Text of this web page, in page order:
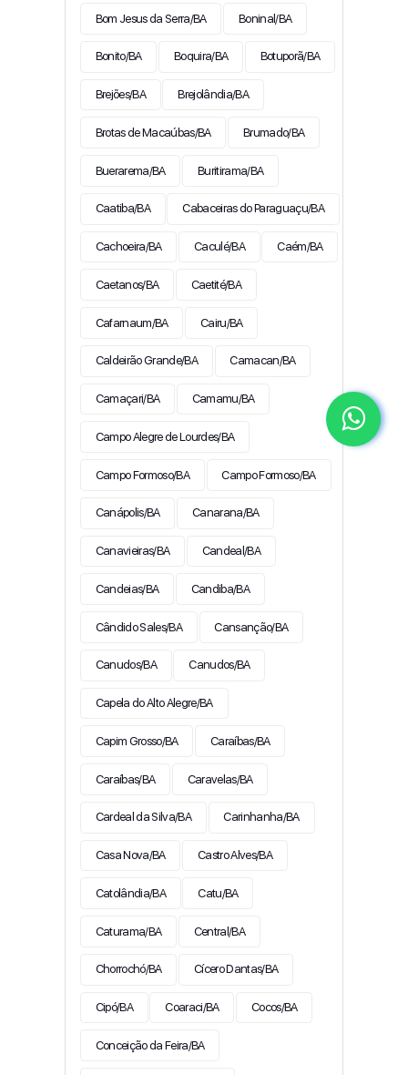
Bom Jesus da Serra/BA Boninal/BA
Bonito/BA Boquira/BA Botuporã/BA
Brejões/BA Brejolândia/BA
Brotas de Macaúbas/BA Brumado/BA
Buerarema/BA Buritirama/BA
Caatiba/BA Cabaceiras do Paraguaçu/BA
Cachoeira/BA Caculé/BA Caém/BA
Caetanos/BA Caetité/BA
Cafarnaum/BA Cairu/BA
Caldeirão Grande/BA Camacan/BA
Camaçari/BA Camamu/BA
Campo Alegre de Lourdes/BA
Campo Formoso/BA Campo Formoso/BA
Canápolis/BA Canarana/BA
Canavieiras/BA Candeal/BA
Candeias/BA Candiba/BA
Cândido Sales/BA Cansanção/BA
Canudos/BA Canudos/BA
Capela do Alto Alegre/BA
Capim Grosso/BA Caraíbas/BA
Caraíbas/BA Caravelas/BA
Cardeal da Silva/BA Carinhanha/BA
Casa Nova/BA Castro Alves/BA
Catolândia/BA Catu/BA
Caturama/BA Central/BA
Chorrochó/BA Cícero Dantas/BA
Cipó/BA Coaraci/BA Cocos/BA
Conceição da Feira/BA